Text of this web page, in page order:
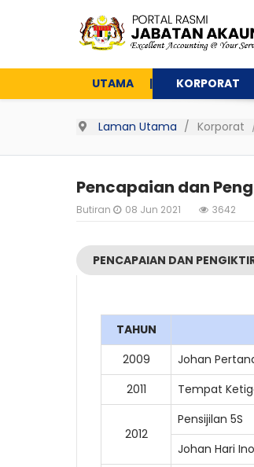
UTAMA KORPORAT
Laman Utama Korporat
Pencapaian dan
Butiran 08 Jun 2021 3642
PENCAPAIAN DAN
TAHUN
2009
Johan
2011
Tempat
2012
Pensijilan 5S
Johan Hari